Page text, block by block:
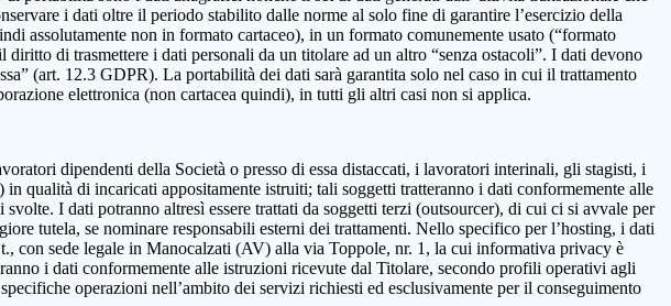
i dati oltre il periodo stabilito dalle norme al solo fine di garantire l’esercizio della
assolutamente non in formato cartaceo), in un formato comunemente usato (“formato
di trasmettere i dati personali da un titolare ad un altro “senza ostacoli”. I dati devono
(art. 12.3 GDPR). La portabilità dei dati sarà garantita solo nel caso in cui il trattamento
elettronica (non cartacea quindi), in tutti gli altri casi non si applica.
dipendenti della Società o presso di essa distaccati, i lavoratori interinali, gli stagisti, i
qualità di incaricati appositamente istruiti; tali soggetti tratteranno i dati conformemente alle
I dati potranno altresì essere trattati da soggetti terzi (outsourcer), di cui ci si avvale per
tutela, se nominare responsabili esterni dei trattamenti. Nello specifico per l’hosting, i dati
con sede legale in Manocalzati (AV) alla via Toppole, nr. 1, la cui informativa privacy è
i dati conformemente alle istruzioni ricevute dal Titolare, secondo profili operativi agli
operazioni nell’ambito dei servizi richiesti ed esclusivamente per il conseguimento